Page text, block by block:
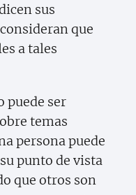
sus
que
a tales
puede ser
temas
persona puede
punto de vista
que otros son